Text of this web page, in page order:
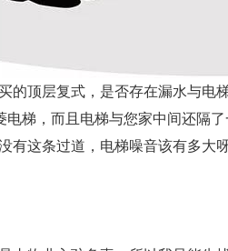
的顶层复式，是否存在漏水与
梯，而且电梯与您家中间还隔
有这条过道，电梯噪音该有多大呀